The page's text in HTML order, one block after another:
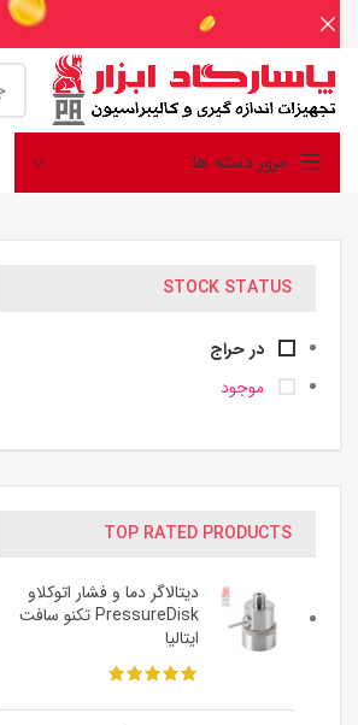
مرور دسته ها
STOCK STATUS
در حراج
موجود
TOP RATED PRODUCTS
دیتالاگر دما و فشار اتوکلاو
PressureDisk تکنو سافت
ایتالیا